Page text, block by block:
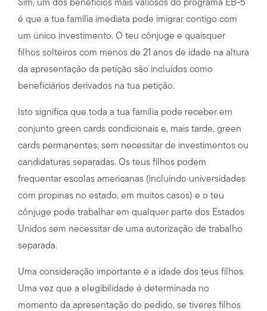
Sim, um dos benefícios mais valiosos do programa EB-5
é que a tua família imediata pode imigrar contigo com
um único investimento. O teu cônjuge e quaisquer
filhos solteiros com menos de 21 anos de idade na altura
da apresentação da petição são incluídos como
beneficiários derivados na tua petição.
Isto significa que toda a tua família pode receber em
conjunto green cards condicionais e, mais tarde, green
cards permanentes, sem necessitar de investimentos ou
candidaturas separadas. Os teus filhos podem
frequentar escolas americanas (incluindo universidades
com propinas no estado, em muitos casos) e o teu
cônjuge pode trabalhar em qualquer parte dos Estados
Unidos sem necessitar de uma autorização de trabalho
separada.
Uma consideração importante é a idade dos teus filhos.
Uma vez que a elegibilidade é determinada no
momento da apresentação do pedido, se tiveres filhos